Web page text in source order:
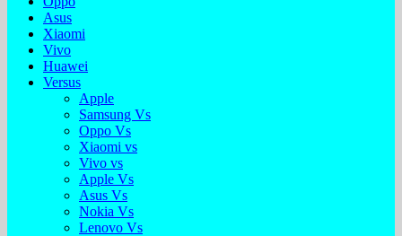
Asus
Xiaomi
Vivo
Huawei
Versus
Apple
Samsung Vs
Oppo Vs
Xiaomi vs
Vivo vs
Apple Vs
Asus Vs
Nokia Vs
Lenovo Vs